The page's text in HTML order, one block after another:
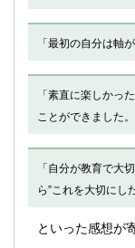
「最初の自分は軸
「素直に楽しかっ
ことができました
「自分が教育で大
ら”これを大切にし
といった感想が